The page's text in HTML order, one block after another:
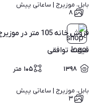
بابل، موزیرج | ساعاتی پیش
۸
فروش خانه 105 متر در موزیرج ارشاد 15
قیمت توافقی
۱۳۹۸ ۱۰۵ متر
بابل، موزیرج | ساعاتی پیش
۳